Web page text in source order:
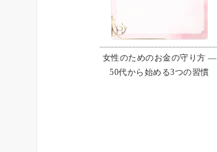
女性のためのお金の守り方 ―
50代から始める3つの習慣